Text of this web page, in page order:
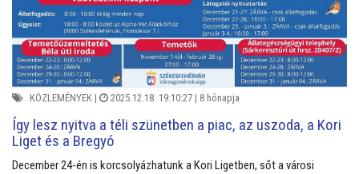
KÖZLEMÉNYEK | 2025.12.18. 19:10:27 | 8 hónapja
Így lesz nyitva a téli szünetben a piac, az uszoda, a Kori
Liget és a Bregyó
December 24-én is korcsolyázhatunk a Kori Ligetben, sőt a városi